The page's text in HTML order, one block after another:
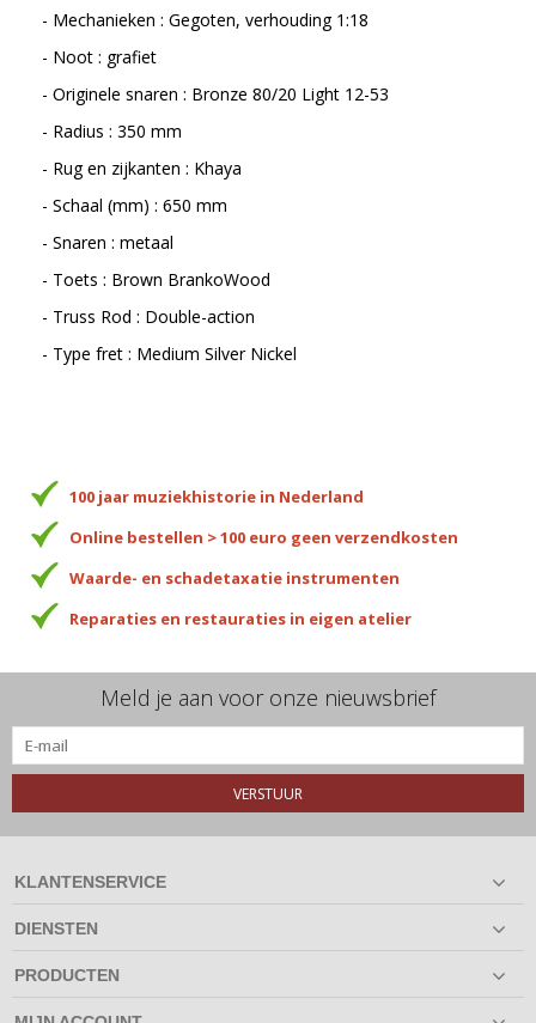
- Mechanieken : Gegoten, verhouding 1:18
- Noot : grafiet
- Originele snaren : Bronze 80/20 Light 12-53
- Radius : 350 mm
- Rug en zijkanten : Khaya
- Schaal (mm) : 650 mm
- Snaren : metaal
- Toets : Brown BrankoWood
- Truss Rod : Double-action
- Type fret : Medium Silver Nickel
100 jaar muziekhistorie in Nederland
Online bestellen > 100 euro geen verzendkosten
Waarde- en schadetaxatie instrumenten
Reparaties en restauraties in eigen atelier
Meld je aan voor onze nieuwsbrief
VERSTUUR
KLANTENSERVICE
DIENSTEN
PRODUCTEN